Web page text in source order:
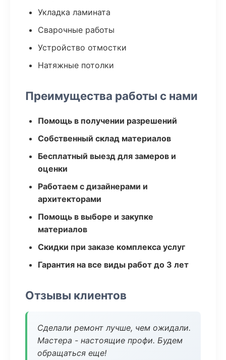
Укладка ламината
Сварочные работы
Устройство отмостки
Натяжные потолки
Преимущества работы с нами
Помощь в получении разрешений
Собственный склад материалов
Бесплатный выезд для замеров и
оценки
Работаем с дизайнерами и
архитекторами
Помощь в выборе и закупке
материалов
Скидки при заказе комплекса услуг
Гарантия на все виды работ до 3 лет
Отзывы клиентов
Сделали ремонт лучше, чем ожидали.
Мастера - настоящие профи. Будем
обращаться еще!